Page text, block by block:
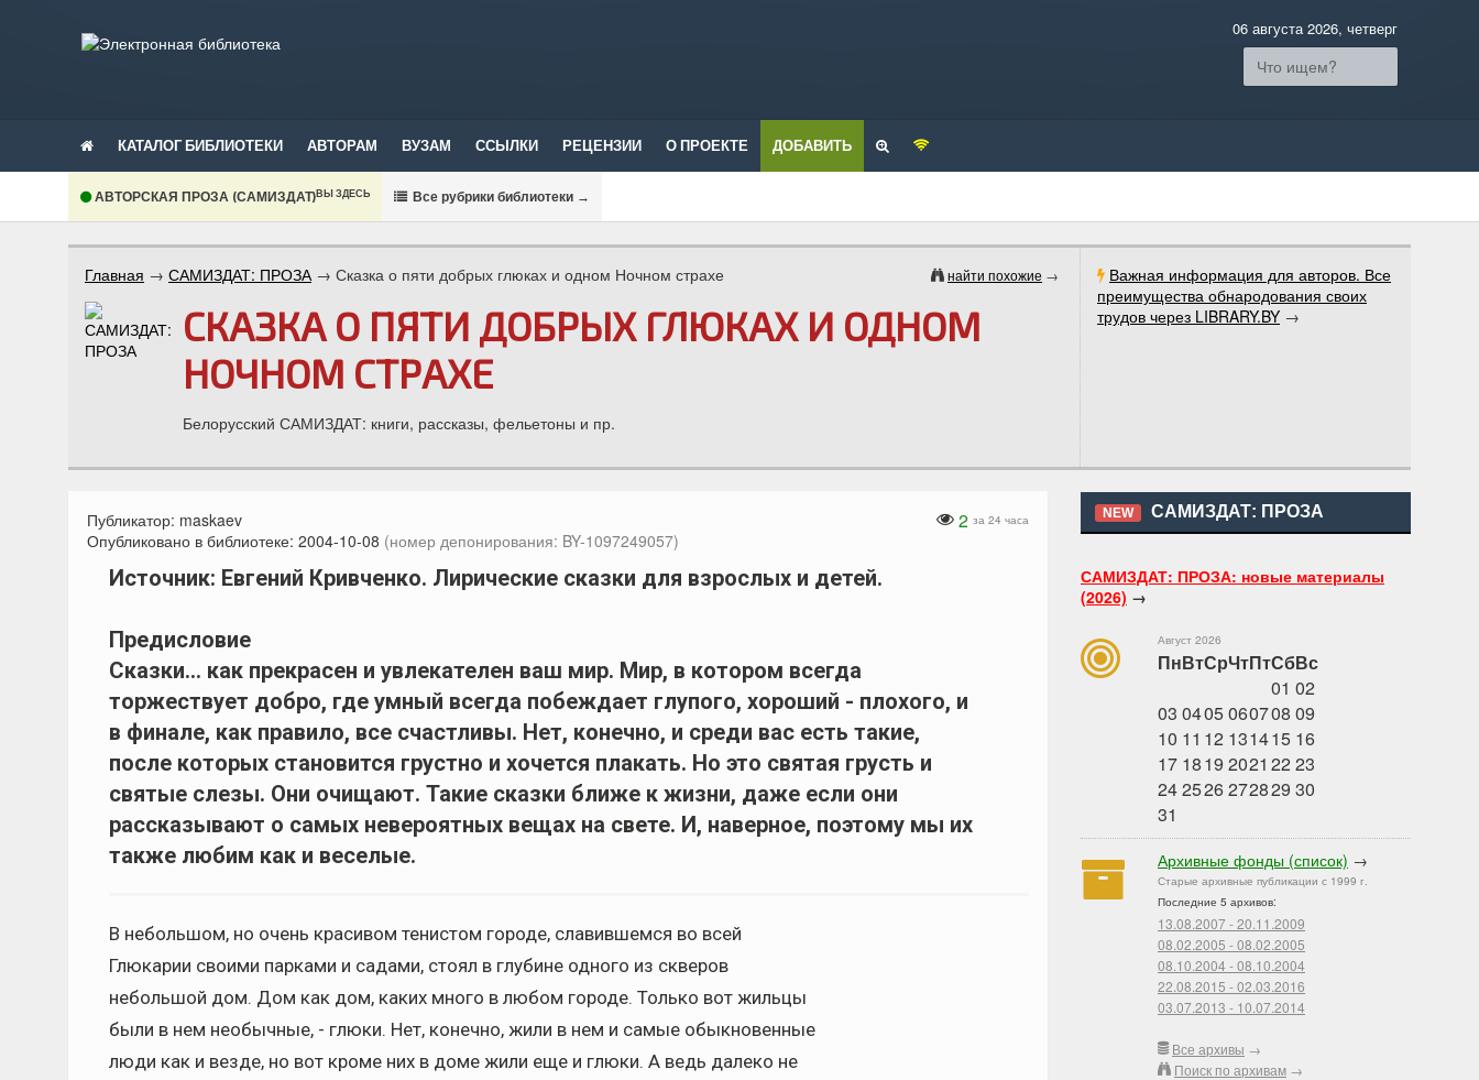
06 августа 2026, четверг
КАТАЛОГ БИБЛИОТЕКИ АВТОРАМ ВУЗАМ ССЫЛКИ РЕЦЕНЗИИ О ПРОЕКТЕ ДОБАВИТЬ
АВТОРСКАЯ ПРОЗА (САМИЗДАТ)ВЫ ЗДЕСЬ Все рубрики библиотеки →
Важная информация для авторов. Все
преимущества обнародования своих
трудов через LIBRARY.BY →
найти похожие →
Главная → САМИЗДАТ: ПРОЗА→ Сказка о пяти добрых глюках и одном Ночном страхе
СКАЗКА О ПЯТИ ДОБРЫХ ГЛЮКАХ И ОДНОМ
НОЧНОМ СТРАХЕ
Белорусский САМИЗДАТ: книги, рассказы, фельетоны и пр.
NEW САМИЗДАТ: ПРОЗА
САМИЗДАТ: ПРОЗА: новые материалы
(2026) →
Август 2026
ПнВтСрЧтПтСбВс
01 02
03 0405060708 09
10 11 12 131415 16
17 1819 2021 22 23
242526272829 30
31
Архивные фонды (список) →
Старые архивные публикации с 1999 г.
Последние 5 архивов:
13.08.2007 - 20.11.2009
08.02.2005 - 08.02.2005
08.10.2004 - 08.10.2004
22.08.2015 - 02.03.2016
03.07.2013 - 10.07.2014
Все архивы →
Поиск по архивам →
2 за 24 часа
Публикатор: maskaev
Опубликовано в библиотеке: 2004-10-08 (номер депонирования: BY-1097249057)
Источник: Евгений Кривченко. Лирические сказки для взрослых и детей.
Предисловие
Сказки... как прекрасен и увлекателен ваш мир. Мир, в котором всегда
торжествует добро, где умный всегда побеждает глупого, хороший - плохого, и
в финале, как правило, все счастливы. Нет, конечно, и среди вас есть такие,
после которых становится грустно и хочется плакать. Но это святая грусть и
святые слезы. Они очищают. Такие сказки ближе к жизни, даже если они
рассказывают о самых невероятных вещах на свете. И, наверное, поэтому мы их
также любим как и веселые.
В небольшом, но очень красивом тенистом городе, славившемся во всей
Глюкарии своими парками и садами, стоял в глубине одного из скверов
небольшой дом. Дом как дом, каких много в любом городе. Только вот жильцы
были в нем необычные, - глюки. Нет, конечно, жили в нем и самые обыкновенные
люди как и везде, но вот кроме них в доме жили еще и глюки. А ведь далеко не